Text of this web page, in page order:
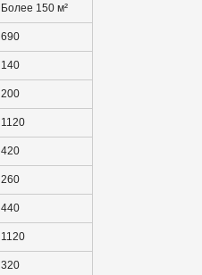
Более 150 м²
690
140
200
1120
420
260
440
1120
320